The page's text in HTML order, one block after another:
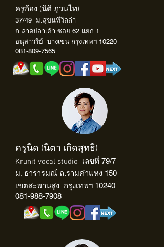
ครูก้อง (นิติ ภูวนไท)
37/49 ม.สุขนทีวิลล่า
ถ.ลาดปลาเค้า ซอย 62 แยก 1
อนุสาวรีย์ บางเขน กรุงเทพฯ 10220
081-809-7565
ครูนิด (นิตา เกิดสุทธิ)
Krunit vocal studio เลขที่ 79/7
ม. ธารารมณ์ ถ.รามคำแหง 150
เขตสะพานสูง กรุงเทพฯ 10240
081-988-7908